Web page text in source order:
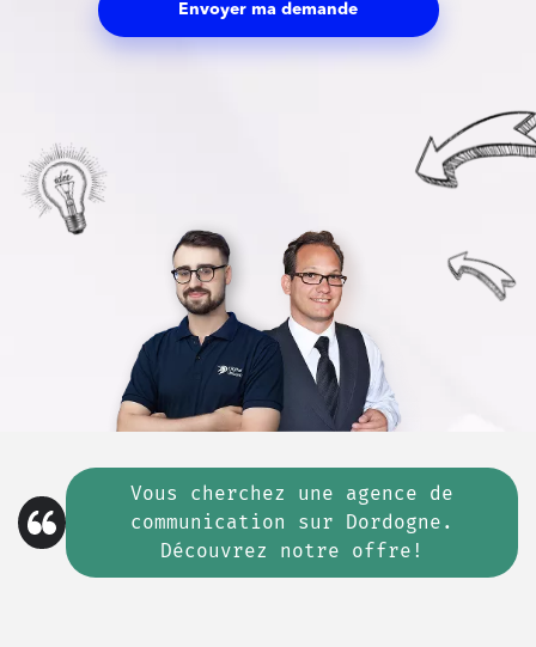
Envoyer ma demande
Vous cherchez une agence de
communication sur Dordogne.
Découvrez notre offre!